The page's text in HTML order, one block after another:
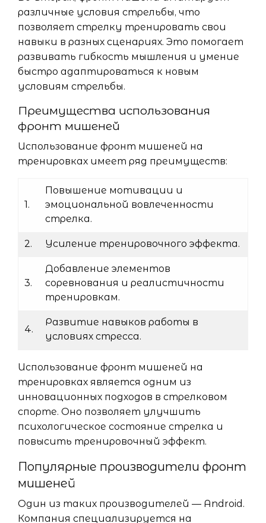
различные условия стрельбы, что
позволяет стрелку тренировать свои
навыки в разных сценариях. Это помогает
развивать гибкость мышления и умение
быстро адаптироваться к новым
условиям стрельбы.
Преимущества использования
фронт мишеней
Использование фронт мишеней на
тренировках имеет ряд преимуществ:
1.
Повышение мотивации и
эмоциональной вовлеченности
стрелка.
2. Усиление тренировочного эффекта.
3.
Добавление элементов
соревнования и реалистичности
тренировкам.
4.
Развитие навыков работы в
условиях стресса.
Использование фронт мишеней на
тренировках является одним из
инновационных подходов в стрелковом
спорте. Оно позволяет улучшить
психологическое состояние стрелка и
повысить тренировочный эффект.
Популярные производители фронт
мишеней
Один из таких производителей — Android.
Компания специализируется на